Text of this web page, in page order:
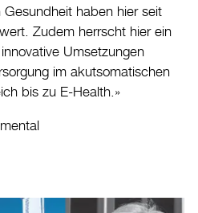
haben hier seit
Zudem herrscht hier ein
Umsetzungen
im akutsomatischen
bis zu E-Health.»